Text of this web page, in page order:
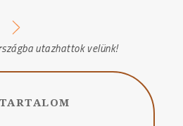
utazhattok velünk!